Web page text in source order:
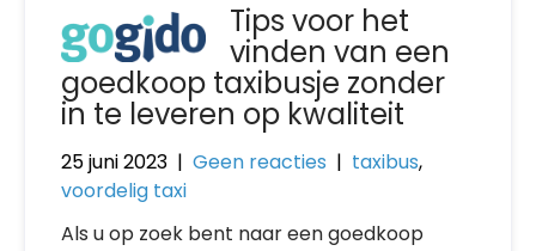
Tips voor het
vinden van een
goedkoop taxibusje zonder
in te leveren op kwaliteit
25 juni 2023 | Geen reacties | taxibus,
voordelig taxi
Als u op zoek bent naar een goedkoop